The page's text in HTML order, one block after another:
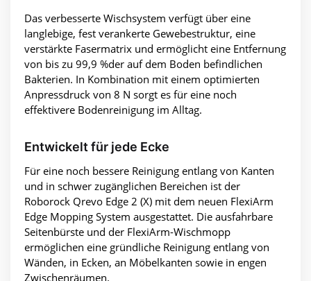
Das verbesserte Wischsystem verfügt über eine
langlebige, fest verankerte Gewebestruktur, eine
verstärkte Fasermatrix und ermöglicht eine Entfernung
von bis zu 99,9 %der auf dem Boden befindlichen
Bakterien. In Kombination mit einem optimierten
Anpressdruck von 8 N sorgt es für eine noch
effektivere Bodenreinigung im Alltag.
Entwickelt für jede Ecke
Für eine noch bessere Reinigung entlang von Kanten
und in schwer zugänglichen Bereichen ist der
Roborock Qrevo Edge 2 (X) mit dem neuen FlexiArm
Edge Mopping System ausgestattet. Die ausfahrbare
Seitenbürste und der FlexiArm-Wischmopp
ermöglichen eine gründliche Reinigung entlang von
Wänden, in Ecken, an Möbelkanten sowie in engen
Zwischenräumen.